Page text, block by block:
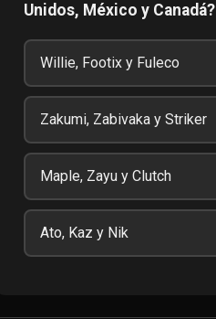
Unidos, México y Canadá?
Willie, Footix y Fuleco
Zakumi, Zabivaka y Striker
Maple, Zayu y Clutch
Ato, Kaz y Nik